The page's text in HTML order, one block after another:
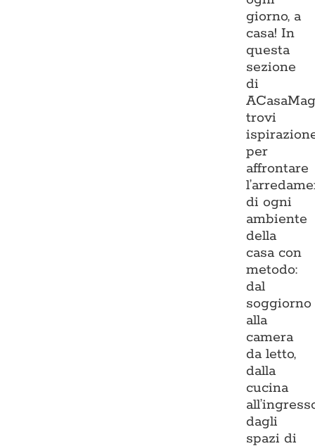
giorno, a
casa! In
questa
sezione
di
trovi
per
affrontare
di ogni
ambiente
della
casa con
metodo:
dal
soggiorno
alla
camera
da letto,
dalla
cucina
dagli
spazi di